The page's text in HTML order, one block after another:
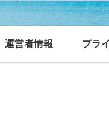
運営者情報